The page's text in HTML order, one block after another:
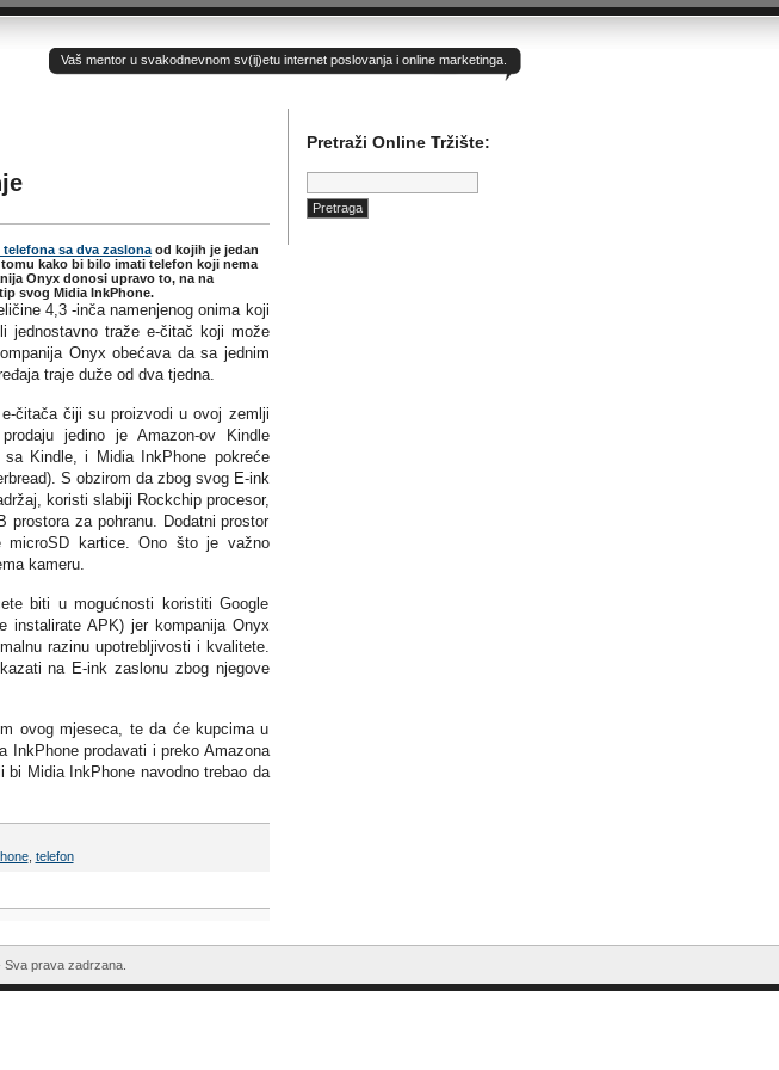
Vaš mentor u svakodnevnom sv(ij)etu internet poslovanja i online marketinga.
sa dva zaslonaod kojih je jedan
kako bi bilo imati telefon koji nema
Onyx donosi upravo to, na na
svog Midia InkPhone.
4,3 -inča namenjenog onima koji
jednostavno traže e-čitač koji može
Onyx obećava da sa jednim
traje duže od dva tjedna.
čitača čiji su proizvodi u ovoj zemlji
jedino je Amazon-ov Kindle
Kindle, i Midia InkPhone pokreće
S obzirom da zbog svog E-ink
koristi slabiji Rockchip procesor,
prostora za pohranu. Dodatni prostor
microSD kartice. Ono što je važno
kameru.
biti u mogućnosti koristiti Google
instalirate APK) jer kompanija Onyx
razinu upotrebljivosti i kvalitete.
na E-ink zaslonu zbog njegove
ovog mjeseca, te da će kupcima u
InkPhone prodavati i preko Amazona
Midia InkPhone navodno trebao da
, telefon
Pretraži Online Tržište:
Pretraga:
Sva prava zadrzana.